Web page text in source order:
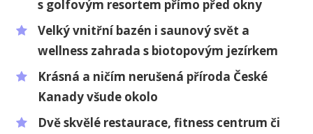
s golfovým resortem přímo před okny
Velký vnitřní bazén i saunový svět a
wellness zahrada s biotopovým jezírkem
Krásná a ničím nerušená příroda České
Kanady všude okolo
Dvě skvělé restaurace, fitness centrum či